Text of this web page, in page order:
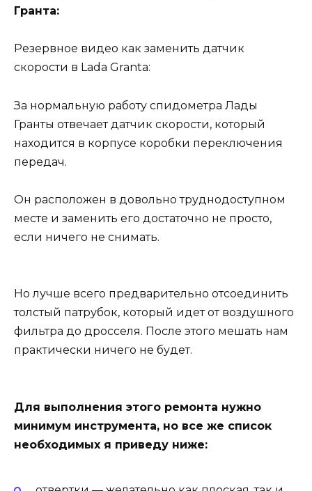
Гранта:
Резервное видео как заменить датчик
скорости в Lada Granta:
За нормальную работу спидометра Лады
Гранты отвечает датчик скорости, который
находится в корпусе коробки переключения
передач.
Он расположен в довольно труднодоступном
месте и заменить его достаточно не просто,
если ничего не снимать.
Но лучше всего предварительно отсоединить
толстый патрубок, который идет от воздушного
фильтра до дросселя. После этого мешать нам
практически ничего не будет.
Для выполнения этого ремонта нужно
минимум инструмента, но все же список
необходимых я приведу ниже: